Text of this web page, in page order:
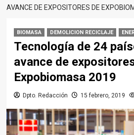
AVANCE DE EXPOSITORES DE
BIOMASA DEMOLICION RECICLAJE
Tecnología de 24
avance de
Expobiomasa 2019
Dpto. Redacción 15 febrero, 2019